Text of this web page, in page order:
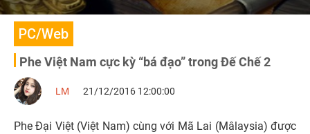
PC/Web
Phe Việt Nam cực kỳ “bá đạo” trong Đế Chế 2
LM 21/12/2016 12:00:00
Phe Đại Việt (Việt Nam) cùng với Mã Lai (Mâlaysia) được